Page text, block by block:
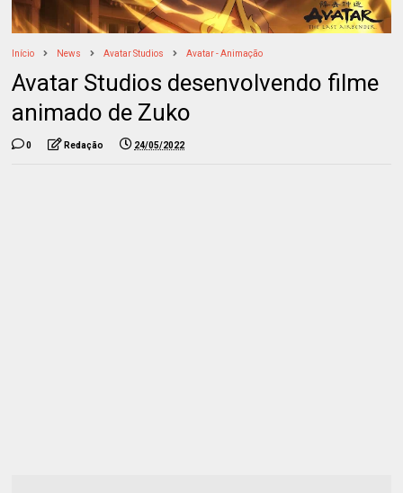
Início News Avatar Studios Avatar - Animação
Avatar Studios desenvolvendo filme
animado de Zuko
0 Redação 24/05/2022